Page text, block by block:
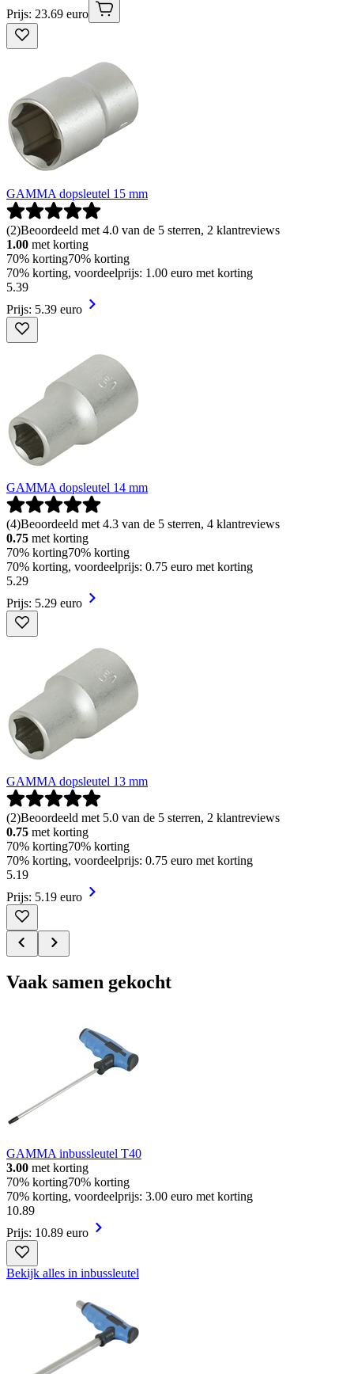
Prijs: 23.69 euro
GAMMA dopsleutel 15 mm
(2)Beoordeeld met 4.0 van de 5 sterren, 2 klantreviews
1.00 met korting
70% korting70% korting
70% korting, voordeelprijs: 1.00 euro met korting
5.39
Prijs: 5.39 euro
GAMMA dopsleutel 14 mm
(4)Beoordeeld met 4.3 van de 5 sterren, 4 klantreviews
0.75 met korting
70% korting70% korting
70% korting, voordeelprijs: 0.75 euro met korting
5.29
Prijs: 5.29 euro
GAMMA dopsleutel 13 mm
(2)Beoordeeld met 5.0 van de 5 sterren, 2 klantreviews
0.75 met korting
70% korting70% korting
70% korting, voordeelprijs: 0.75 euro met korting
5.19
Prijs: 5.19 euro
Vaak samen gekocht
GAMMA inbussleutel T40
3.00 met korting
70% korting70% korting
70% korting, voordeelprijs: 3.00 euro met korting
10.89
Prijs: 10.89 euro
Bekijk alles in inbussleutel